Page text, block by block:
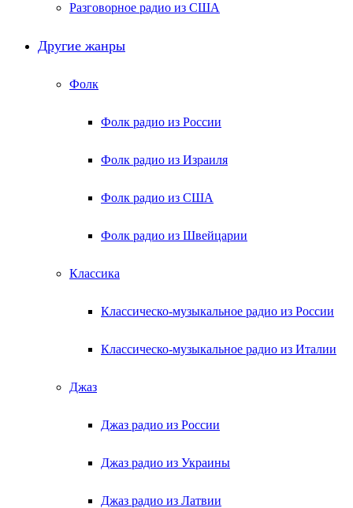
Разговорное радио из США
Другие жанры
Фолк
Фолк радио из России
Фолк радио из Израиля
Фолк радио из США
Фолк радио из Швейцарии
Классика
Классическо-музыкальное радио из России
Классическо-музыкальное радио из Италии
Джаз
Джаз радио из России
Джаз радио из Украины
Джаз радио из Латвии